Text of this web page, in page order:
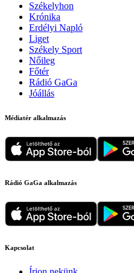
Székelyhon
Krónika
Erdélyi Napló
Liget
Székely Sport
Nőileg
Főtér
Rádió GaGa
Jóállás
Médiatér alkalmazás
Rádió GaGa alkalmazás
Kapcsolat